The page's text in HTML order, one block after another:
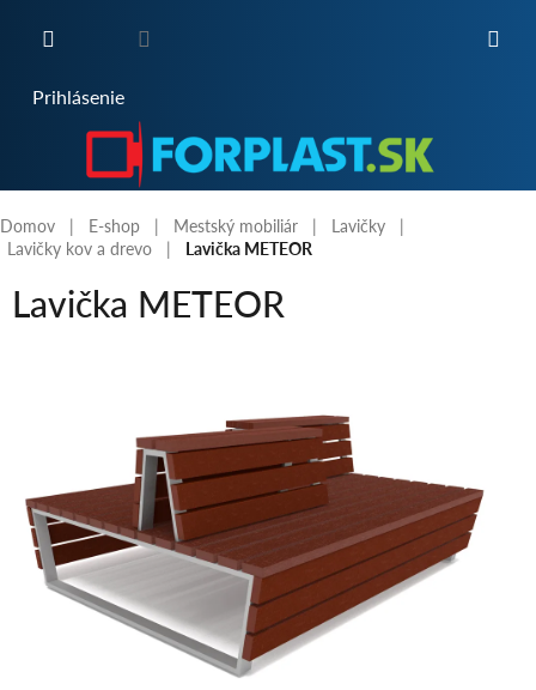
Prihlásenie
Domov E-shop Mestský mobiliár
Lavičky
Lavičky kov a drevo
Lavička METEOR
Lavička METEOR